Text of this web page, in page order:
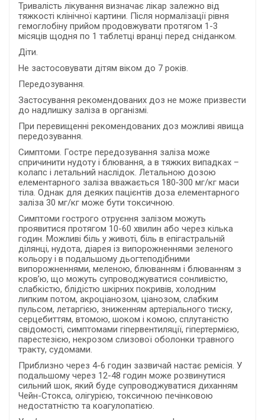
Тривалість лікування визначає лікар залежно від
тяжкості клінічної картини. Після нормалізації рівня
гемоглобіну прийом продовжувати протягом 1-3
місяців щодня по 1 таблетці вранці перед сніданком.
Діти.
Не застосовувати дітям віком до 7 років.
Передозування.
Застосування рекомендованих доз не може призвести
до надлишку заліза в організмі.
При перевищенні рекомендованих доз можливі явища
передозування.
Симптоми. Гостре передозування заліза може
спричинити нудоту і блювання, а в тяжких випадках –
колапс і летальний наслідок. Летальною дозою
елементарного заліза вважається 180‑300 мг/кг маси
тіла. Однак для деяких пацієнтів доза елементарного
заліза 30 мг/кг може бути токсичною.
Симптоми гострого отруєння залізом можуть
проявитися протягом 10-60 хвилин або через кілька
годин. Можливі біль у животі, біль в епігастральній
ділянці, нудота, діарея із випорожненнями зеленого
кольору і в подальшому дьогтеподібними
випорожненнями, меленою, блюванням і блюванням з
кров’ю, що можуть супроводжуватися сонливістю,
слабкістю, блідістю шкірних покривів, холодним
липким потом, акроціанозом, ціанозом, слабким
пульсом, летаргією, зниженням артеріального тиску,
серцебиттям, втомою, шоком і комою, сплутаністю
свідомості, симптомами гіпервентиляції, гіпертермією,
парестезією, некрозом слизової оболонки травного
тракту, судомами.
Приблизно через 4-6 годин зазвичай настає ремісія. У
подальшому через 12-48 годин може розвинутися
сильний шок, який буде супроводжуватися диханням
Чейн-Стокса, олігурією, токсичною печінковою
недостатністю та коагулопатією.